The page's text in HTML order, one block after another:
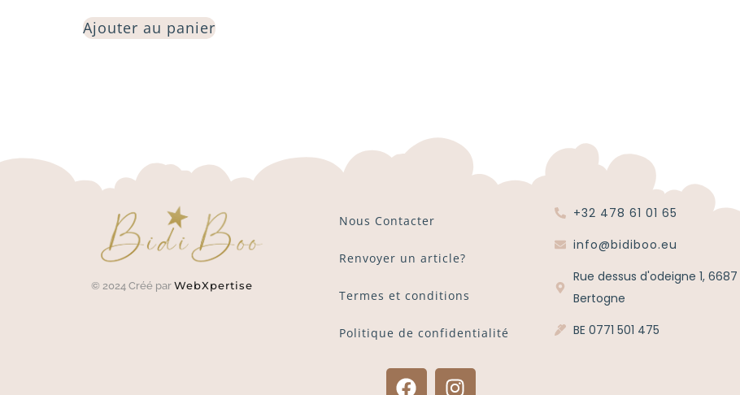
Ajouter au panier
© 2024 Créé par WebXpertise
Nous Contacter
Renvoyer un article?
Termes et conditions
Politique de confidentialité
+32 478 61 01 65
info@bidiboo.eu
Rue dessus d'odeigne 1, 6687
Bertogne
BE 0771 501 475